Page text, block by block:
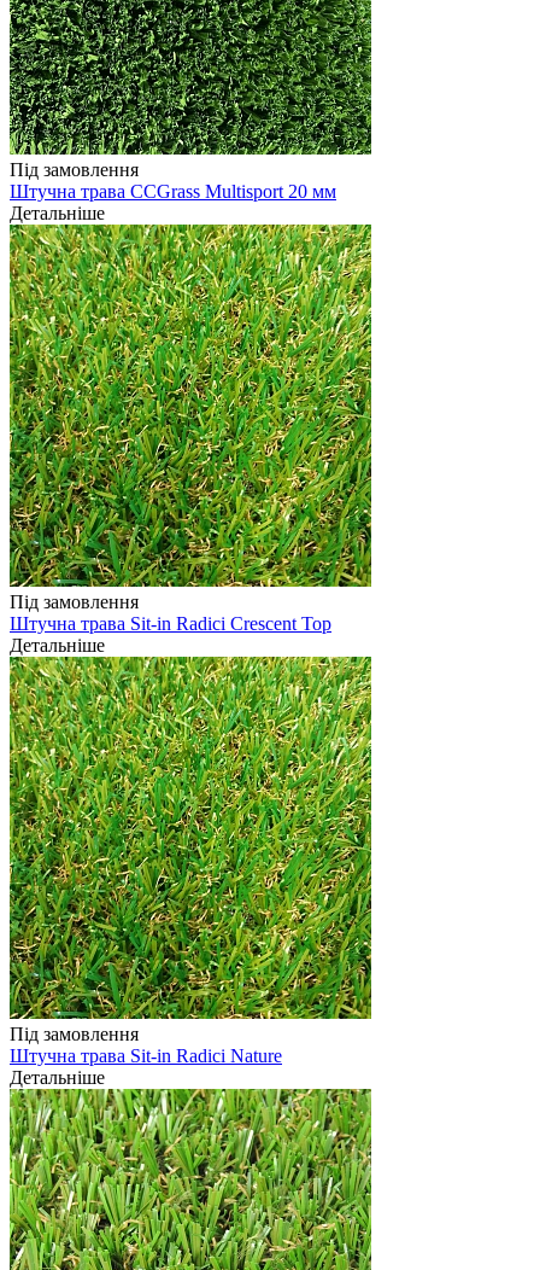
Під замовлення
Штучна трава CCGrass Multisport 20 мм
Детальніше
Під замовлення
Штучна трава Sit-in Radici Crescent Top
Детальніше
Під замовлення
Штучна трава Sit-in Radici Nature
Детальніше